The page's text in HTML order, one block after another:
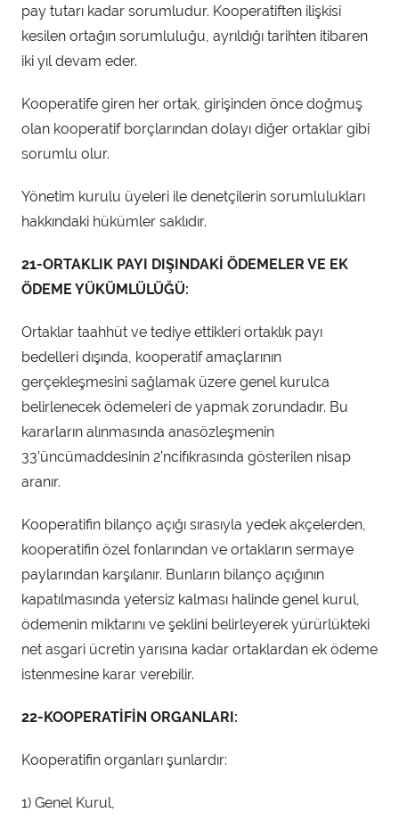
pay tutarı kadar sorumludur. Kooperatiften ilişkisi
kesilen ortağın sorumluluğu, ayrıldığı tarihten itibaren
iki yıl devam eder.
Kooperatife giren her ortak, girişinden önce doğmuş
olan kooperatif borçlarından dolayı diğer ortaklar gibi
sorumlu olur.
Yönetim kurulu üyeleri ile denetçilerin sorumlulukları
hakkındaki hükümler saklıdır.
21-ORTAKLIK PAYI DIŞINDAKİ ÖDEMELER VE EK
ÖDEME YÜKÜMLÜLÜĞÜ:
Ortaklar taahhüt ve tediye ettikleri ortaklık payı
bedelleri dışında, kooperatif amaçlarının
gerçekleşmesini sağlamak üzere genel kurulca
belirlenecek ödemeleri de yapmak zorundadır. Bu
kararların alınmasında anasözleşmenin
33’üncümaddesinin 2’ncifıkrasında gösterilen nisap
aranır.
Kooperatifin bilanço açığı sırasıyla yedek akçelerden,
kooperatifin özel fonlarından ve ortakların sermaye
paylarından karşılanır. Bunların bilanço açığının
kapatılmasında yetersiz kalması halinde genel kurul,
ödemenin miktarını ve şeklini belirleyerek yürürlükteki
net asgari ücretin yarısına kadar ortaklardan ek ödeme
istenmesine karar verebilir.
22-KOOPERATİFİN ORGANLARI:
Kooperatifin organları şunlardır:
1) Genel Kurul,